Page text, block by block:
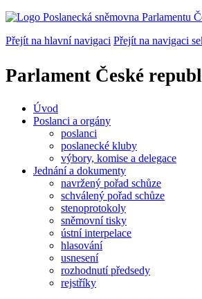
Přejít na hlavní navigaci Přejít na navigaci
Parlament České
Úvod
Poslanci a orgány
poslanci
poslanecké kluby
výbory, komise a delegace
Jednání a dokumenty
navržený pořad schůze
schválený pořad schůze
stenoprotokoly
sněmovní tisky
ústní interpelace
hlasování
usnesení
rozhodnutí předsedy
rejstříky